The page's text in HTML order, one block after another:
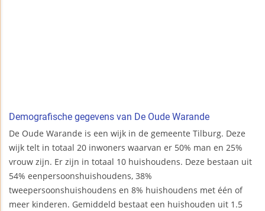
Demografische gegevens van De Oude Warande
De Oude Warande is een wijk in de gemeente Tilburg. Deze
wijk telt in totaal 20 inwoners waarvan er 50% man en 25%
vrouw zijn. Er zijn in totaal 10 huishoudens. Deze bestaan uit
54% eenpersoonshuishoudens, 38%
tweepersoonshuishoudens en 8% huishoudens met één of
meer kinderen. Gemiddeld bestaat een huishouden uit 1.5